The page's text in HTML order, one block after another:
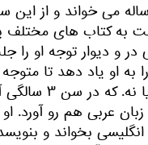
را کاملا روان مانند یک کودک ۹ ساله می
کتاب های مختلف
در و دیوار توجه او
به او یاد دهد تا
مانند فارسی
زبان عربی هم رو
ساله به زبان انگلیسی